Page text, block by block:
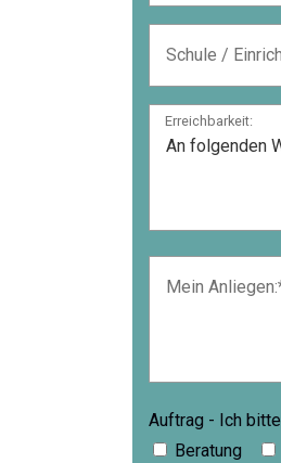
Erreichbarkeit:
Auftrag - Ich
Beratung